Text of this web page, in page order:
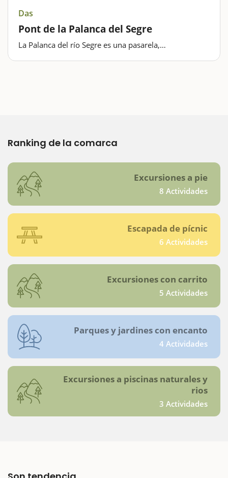
Das
Pont de la Palanca del Segre
La Palanca del río Segre es una pasarela,
Ranking de la comarca
Excursiones a pie
8 Actividades
Escapada de pícnic
6 Actividades
Excursiones con carrito
5 Actividades
Parques y jardines con encanto
4 Actividades
Excursiones a piscinas naturales y
rios
3 Actividades